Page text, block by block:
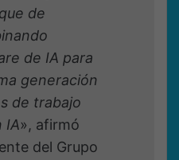
de
de IA para
generación
de trabajo
IA», afirmó
del Grupo